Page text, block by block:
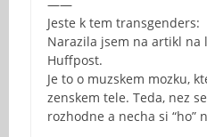
——
Jeste k tem transgenders:
Narazila jsem na artikl
Huffpost.
Je to o muzskem mozku,
zenskem tele. Teda, nez
rozhodne a necha si “ho”